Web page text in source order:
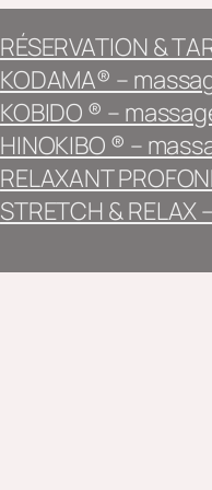
RÉSERVATION &
KODAMA® –
KOBIDO ® –
HINOKIBO ® –
RELAXANT
STRETCH &